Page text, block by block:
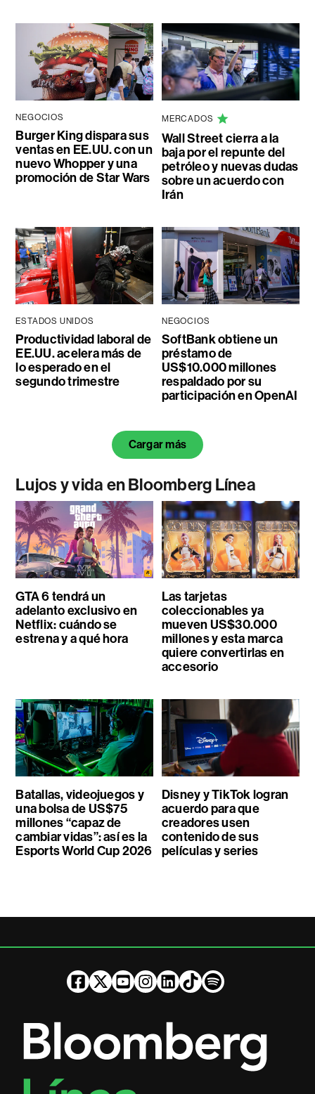
NEGOCIOS
Burger King dispara sus
ventas en EE.UU. con un
nuevo Whopper y una
promoción de Star Wars
MERCADOS
Wall Street cierra a la
baja por el repunte del
petróleo y nuevas dudas
sobre un acuerdo con
Irán
ESTADOS UNIDOS
Productividad laboral de
EE.UU. acelera más de
lo esperado en el
segundo trimestre
NEGOCIOS
SoftBank obtiene un
préstamo de
US$10.000 millones
respaldado por su
participación en OpenAI
Cargar más
Lujos y vida en Bloomberg Línea
GTA 6 tendrá un
adelanto exclusivo en
Netflix: cuándo se
estrena y a qué hora
Las tarjetas
coleccionables ya
mueven US$30.000
millones y esta marca
quiere convertirlas en
accesorio
Batallas, videojuegos y
una bolsa de US$75
millones “capaz de
cambiar vidas”: así es la
Esports World Cup 2026
Disney y TikTok logran
acuerdo para que
creadores usen
contenido de sus
películas y series